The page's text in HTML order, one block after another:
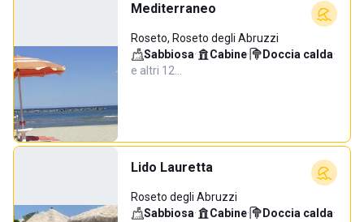
Mediterraneo
Roseto, Roseto degli Abruzzi
Sabbiosa· Cabine· Doccia calda·
e altri 12…
Lido Lauretta
Roseto degli Abruzzi
Sabbiosa· Cabine· Doccia calda·